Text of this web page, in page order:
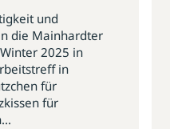
und
die Mainhardter
2025 in
in
für
für